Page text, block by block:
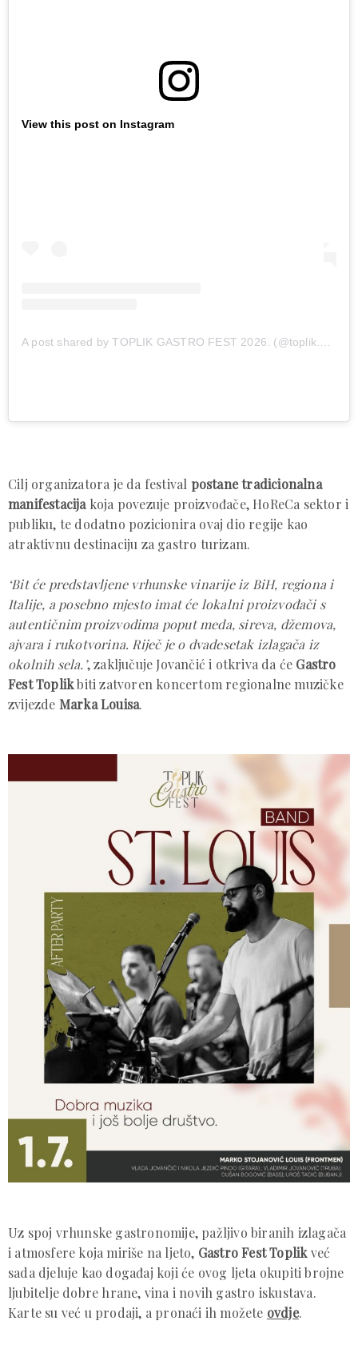
View this post on Instagram
Cilj organizatora je da festival postane tradicionalna
manifestacija koja povezuje proizvođače, HoReCa sektor i
publiku, te dodatno pozicionira ovaj dio regije kao
atraktivnu destinaciju za gastro turizam.
‘Bit će predstavljene vrhunske vinarije iz BiH, regiona i
Italije, a posebno mjesto imat će lokalni proizvođači s
autentičnim proizvodima poput meda, sireva, džemova,
ajvara i rukotvorina. Riječ je o dvadesetak izlagača iz
okolnih sela.’, zaključuje Jovančić i otkriva da će Gastro
Fest Toplikbiti zatvoren koncertom regionalne muzičke
zvijezde Marka Louisa.
Uz spoj vrhunske gastronomije, pažljivo biranih izlagača
i atmosfere koja miriše na ljeto, Gastro Fest Toplik već
sada djeluje kao događaj koji će ovog ljeta okupiti brojne
ljubitelje dobre hrane, vina i novih gastro iskustava.
Karte su već u prodaji, a pronaći ih možete ovdje.